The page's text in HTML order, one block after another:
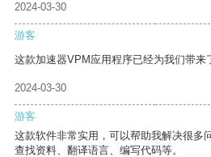
2024-03-30
游客
这款加速器VPM应用程序已经为我们带来
2024-03-30
游客
这款软件非常实用，可以帮助我解决很多
查找资料、翻译语言、编写代码等。